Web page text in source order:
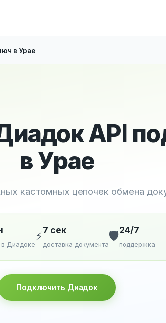
в Урае
API
в Урае
кастомных цепочек обмена
в Диадоке
⚡7 сек
доставка документа
🛡️24/7
поддержка
Подключить Диадок